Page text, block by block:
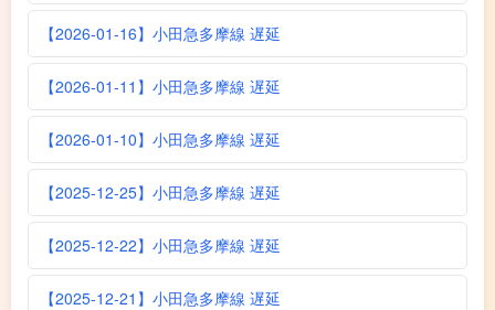
【2026-01-16】小田急多摩線 遅延
【2026-01-11】小田急多摩線 遅延
【2026-01-10】小田急多摩線 遅延
【2025-12-25】小田急多摩線 遅延
【2025-12-22】小田急多摩線 遅延
【2025-12-21】小田急多摩線 遅延